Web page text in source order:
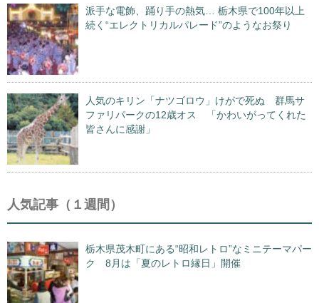
派手な電飾、踊り手の熱気… 栃木県で100年以上
続く“エレクトリカルパレード”のようなお祭り
人気のキリン「ナツゴロウ」けがで死ぬ 群馬サ
ファリパークの12歳オス 「かわいがってくれた
皆さんに感謝」
人気記事（１週間）
栃木県茂木町にある“昭和レトロ”なミニテーマパー
ク 8月は「夏のレトロ縁日」開催